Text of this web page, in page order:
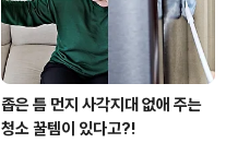
좁은 틈 먼지 사각지대 없애 주는
청소 꿀템이 있다고?!